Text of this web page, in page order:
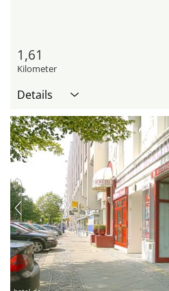
1,61
Kilometer
Details